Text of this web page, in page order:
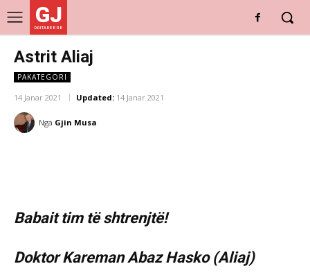
GJ
DRITARE E RE
Astrit Aliaj
PAKATEGORI
14 Janar 2021 Updated: 14 Janar 2021
Nga Gjin Musa
Babait tim të shtrenjtë!
Doktor Kareman Abaz Hasko (Aliaj)